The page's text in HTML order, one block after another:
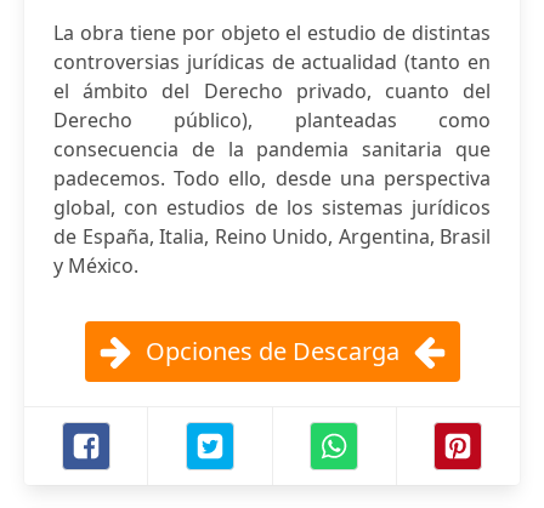
La obra tiene por objeto el estudio de distintas
controversias jurídicas de actualidad (tanto en
el ámbito del Derecho privado, cuanto del
Derecho público), planteadas como
consecuencia de la pandemia sanitaria que
padecemos. Todo ello, desde una perspectiva
global, con estudios de los sistemas jurídicos
de España, Italia, Reino Unido, Argentina, Brasil
y México.
Opciones de Descarga